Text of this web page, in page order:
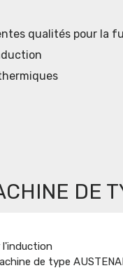
qualités pour la
DE
l'induction
de type